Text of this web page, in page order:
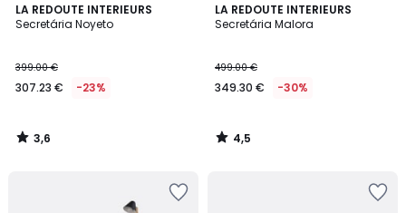
LA REDOUTE INTERIEURS
Secretária Noyeto
399.00 €
307.23 € -23%
3,6
/ 5
3,6
/
LA REDOUTE INTERIEURS
Secretária Malora
499.00 €
349.30 € -30%
4,5
/ 5
4,5
/